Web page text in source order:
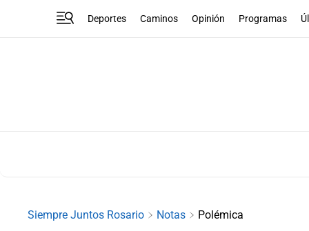
Deportes Caminos Opinión Programas
Siempre Juntos Rosario Notas Polémica